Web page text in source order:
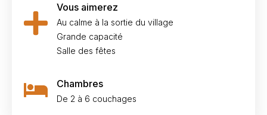
Vous aimerez
Au calme à la sortie du village
Grande capacité
Salle des fêtes
Chambres
De 2 à 6 couchages